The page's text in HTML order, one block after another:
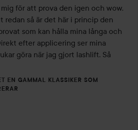
för att prova den igen och wow.
redan så är det här i princip den
som kan hålla mina långa och
efter applicering ser mina
göra när jag gjort lashlift. Så
EN GAMMAL KLASSIKER SOM